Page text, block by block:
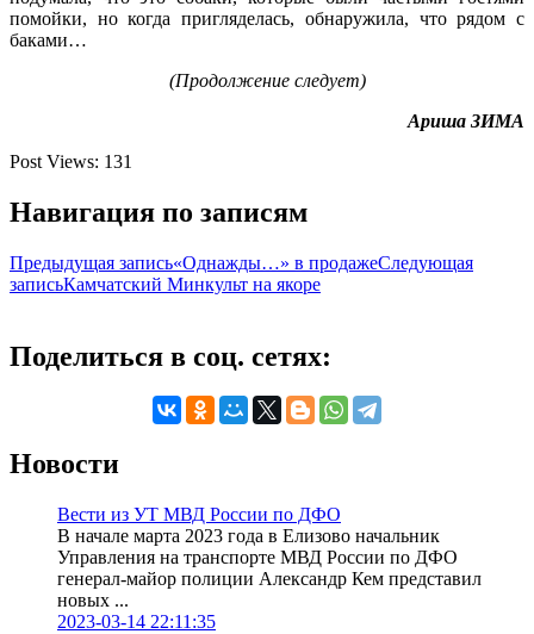
помойки, но когда пригляделась, обнаружила, что рядом с
баками…
(Продолжение следует)
Ариша ЗИМА
Post Views: 131
Навигация по записям
Предыдущая запись«Однажды…» в продажеСледующая
записьКамчатский Минкульт на якоре
Поделиться в соц. сетях:
Новости
Вести из УТ МВД России по ДФО
В начале марта 2023 года в Елизово начальник
Управления на транспорте МВД России по ДФО
генерал-майор полиции Александр Кем представил
новых ...
2023-03-14 22:11:35